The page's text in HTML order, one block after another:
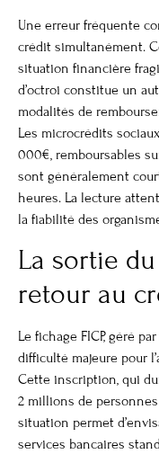
Une erreur fréquente
crédit simultanément.
situation financière
d’octroi constitue un
modalités de
Les microcrédits
000€, remboursables
sont généralement
heures. La lecture
la fiabilité des
La sortie
retour au
Le fichage FICP, géré
difficulté majeure pour
Cette inscription, qui
2 millions de
situation permet
services bancaires